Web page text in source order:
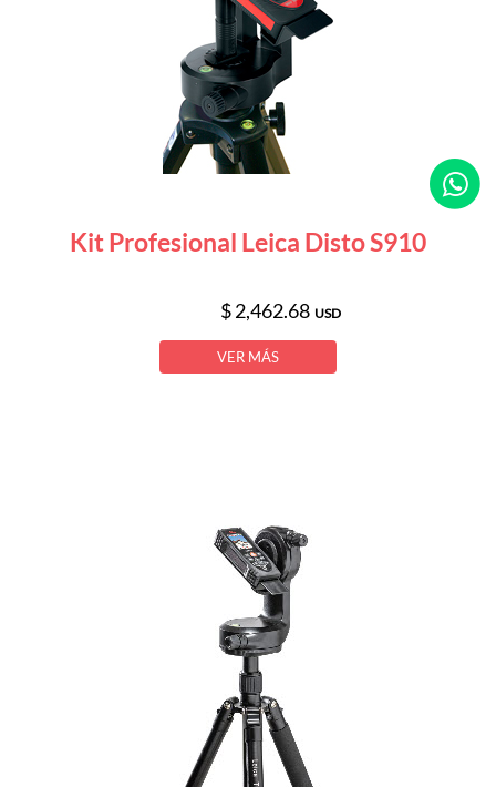
Kit Profesional Leica Disto S910
$ 2,462.68 USD
VER MÁS